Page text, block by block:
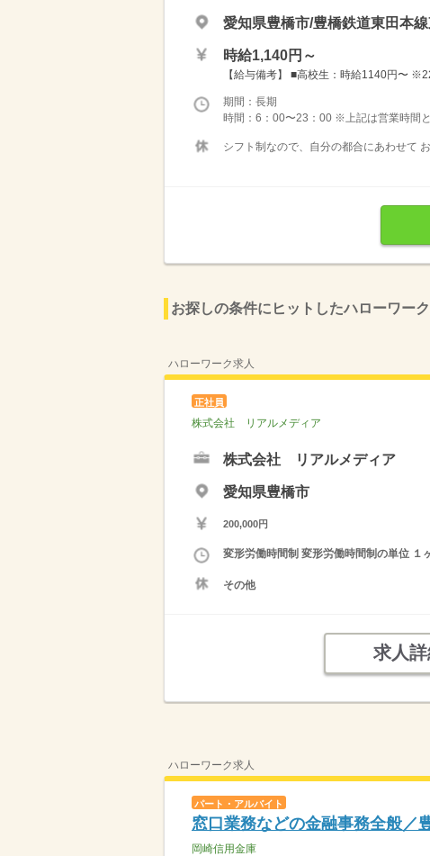
愛知県豊橋市/豊橋鉄道東田本
時給1,140円～
【給与備考】 ■高校生：時給1140円〜
期間：長期
時間：6：00〜23：00 ※上記は営業時間
シフト制なので、自分の都合にあわせて
お探しの条件にヒットしたハローワー
ハローワーク求人
正社員
株式会社 リアルメディア
株式会社 リアルメディア
愛知県豊橋市
200,000円
変形労働時間制 変形労働時間制の単位
その他
求人
ハローワーク求人
パート・アルバイト
窓口業務などの金融事務全般／
岡崎信用金庫